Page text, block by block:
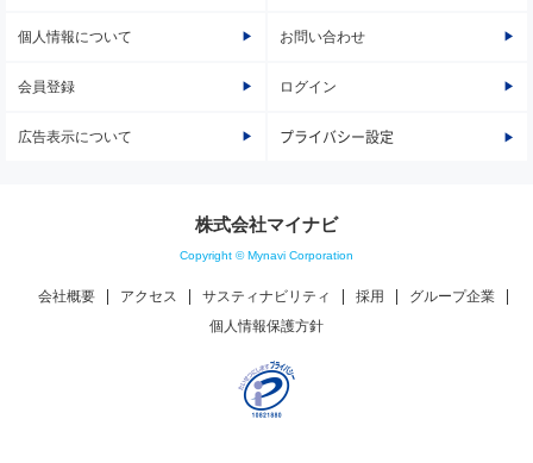
個人情報について お問い合わせ
会員登録 ログイン
広告表示について プライバシー設定
株式会社マイナビ
Copyright © Mynavi Corporation
会社概要 アクセス サスティナビリティ 採用
グループ企業
個人情報保護方針